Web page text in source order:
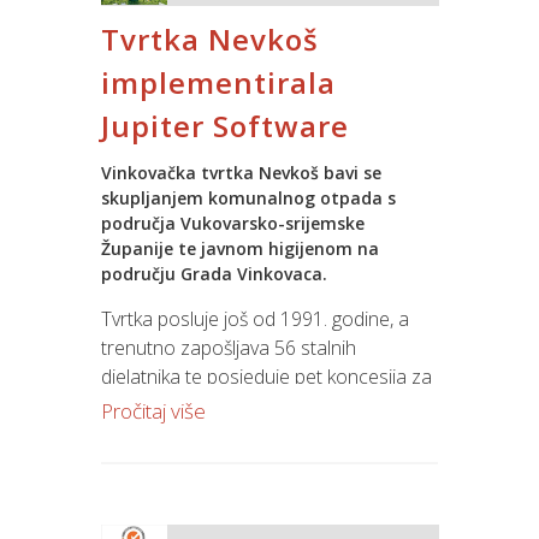
Jupiter Software rješenja za pružanje
komunalnih usluga.
kompjuterske i komunikacijske vještine,
rada.
Također, subota je rezervirana za
cjelovečernji glazbeni event – Open
Space by KulenDayz koji će se održati u
Kazamatu, a vrata su otvorena za sve
zainteresirane.
Prijave za konferenciju su otvorene, a
više informacija možete pronaći na
linku.
Tvrtka Nevkoš
implementirala
Jupiter Software
Vinkovačka tvrtka Nevkoš bavi se
skupljanjem komunalnog otpada s
područja Vukovarsko-srijemske
Županije te javnom higijenom na
području Grada Vinkovaca.
Tvrtka posluje još od 1991. godine, a
trenutno zapošljava 56 stalnih
djelatnika te posjeduje pet koncesija za
skupljanje i prijevoz komunalnog
tvrtka Nevkoš odabrala je Jupiter
Pročitaj više